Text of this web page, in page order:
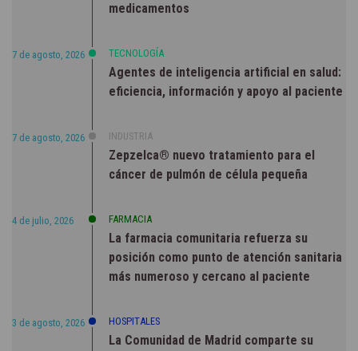
medicamentos
7 de agosto, 2026 TECNOLOGÍA
Agentes de inteligencia artificial en salud:
eficiencia, información y apoyo al paciente
7 de agosto, 2026 INDUSTRIA
Zepzelca® nuevo tratamiento para el
cáncer de pulmón de célula pequeña
4 de julio, 2026 FARMACIA
La farmacia comunitaria refuerza su
posición como punto de atención sanitaria
más numeroso y cercano al paciente
3 de agosto, 2026 HOSPITALES
La Comunidad de Madrid comparte su